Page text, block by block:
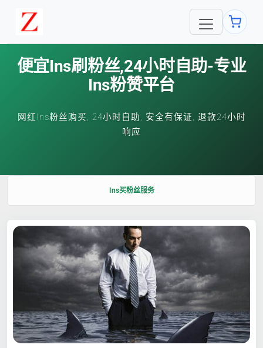
便宜ins刷粉丝,24小时自助-专业
Ins粉赞平台
网红Ins粉丝购买, 24小时自助, 安全有保证, 退款24小时
响应
Ins买粉丝服务